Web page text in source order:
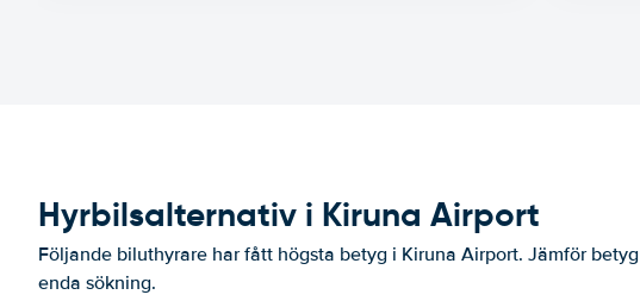
Hyrbilsalternativ i Kiruna Airport
Följande biluthyrare har fått högsta betyg i Kiruna Airport. Jämför
enda sökning.